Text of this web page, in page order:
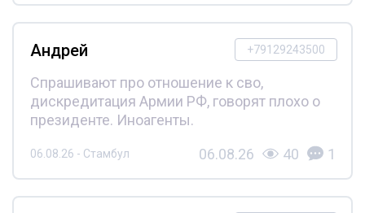
+79129243500
Андрей
Спрашивают про отношение к сво,
дискредитация Армии РФ, говорят плохо о
президенте. Иноагенты.
06.08.26 - Стамбул 06.08.26 40 1